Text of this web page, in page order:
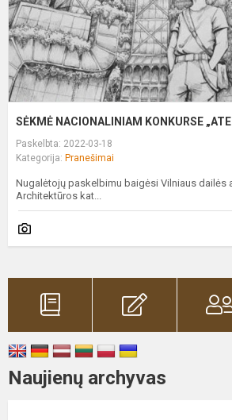
SĖKMĖ NACIONALINIAM KONKURSE
Paskelbta: 2022-03-18
Kategorija: Pranešimai
Nugalėtojų paskelbimu baigėsi Vilniaus dailės
Architektūros kat...
Naujienų archyvas